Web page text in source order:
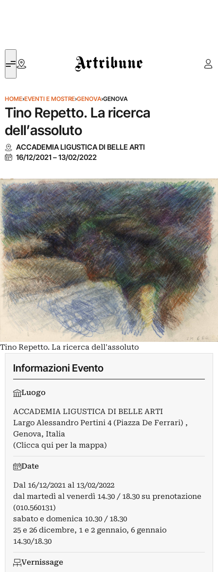
Artribune
HOME›EVENTI E MOSTRE›GENOVA›GENOVA
Tino Repetto. La ricerca
dell’assoluto
ACCADEMIA LIGUSTICA DI BELLE ARTI
16/12/2021 –13/02/2022
Tino Repetto. La ricerca dell'assoluto
Informazioni Evento
Luogo
ACCADEMIA LIGUSTICA DI BELLE ARTI
Largo Alessandro Pertini 4 (Piazza De Ferrari) ,
Genova, Italia
(Clicca qui per la mappa)
Date
Dal 16/12/2021 al 13/02/2022
dal martedì al venerdì 14.30 / 18.30 su prenotazione
(010.560131)
sabato e domenica 10.30 / 18.30
25 e 26 dicembre, 1 e 2 gennaio, 6 gennaio
14.30/18.30
Vernissage